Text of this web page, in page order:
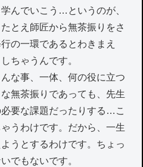
んでいこう…というのが、
とえ師匠から無茶振りをさ
の一環であるとわきまえ
ちゃうんです。
な事、一体、何の役に立つ
無茶振りであっても、先生
要な課題だったりする…こ
うわけです。だから、一生
うとするわけです。ちょっ
でもないです。